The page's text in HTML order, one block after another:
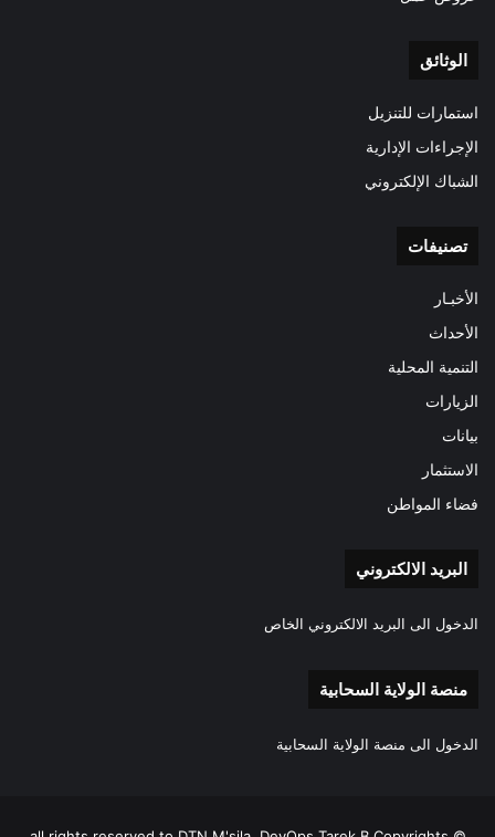
الوثائق
استمارات للتنزيل
الإجراءات الإدارية
الشباك الإلكتروني
تصنيفات
الأخبـار
الأحداث
التنمية المحلية
الزيارات
بيانات
الاستثمار
فضاء المواطن
البريد الالكتروني
الدخول الى البريد الالكتروني الخاص
منصة الولاية السحابية
الدخول الى منصة الولاية السحابية